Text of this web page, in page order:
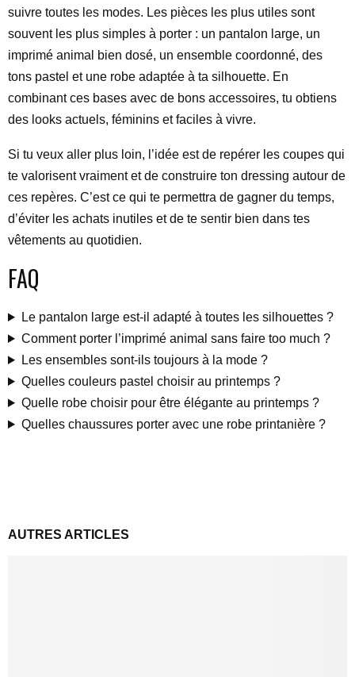
suivre toutes les modes. Les pièces les plus utiles sont
souvent les plus simples à porter : un pantalon large, un
imprimé animal bien dosé, un ensemble coordonné, des
tons pastel et une robe adaptée à ta silhouette. En
combinant ces bases avec de bons accessoires, tu obtiens
des looks actuels, féminins et faciles à vivre.
Si tu veux aller plus loin, l’idée est de repérer les coupes qui
te valorisent vraiment et de construire ton dressing autour de
ces repères. C’est ce qui te permettra de gagner du temps,
d’éviter les achats inutiles et de te sentir bien dans tes
vêtements au quotidien.
FAQ
Le pantalon large est-il adapté à toutes les silhouettes ?
Comment porter l’imprimé animal sans faire too much ?
Les ensembles sont-ils toujours à la mode ?
Quelles couleurs pastel choisir au printemps ?
Quelle robe choisir pour être élégante au printemps ?
Quelles chaussures porter avec une robe printanière ?
AUTRES ARTICLES